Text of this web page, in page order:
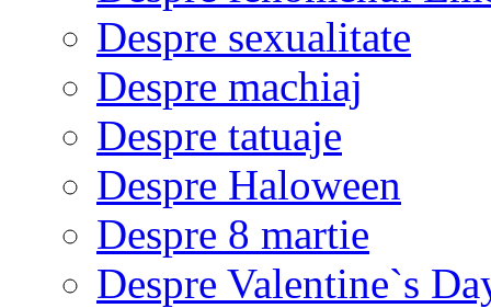
Despre sexualitate
Despre machiaj
Despre tatuaje
Despre Haloween
Despre 8 martie
Despre Valentine`s